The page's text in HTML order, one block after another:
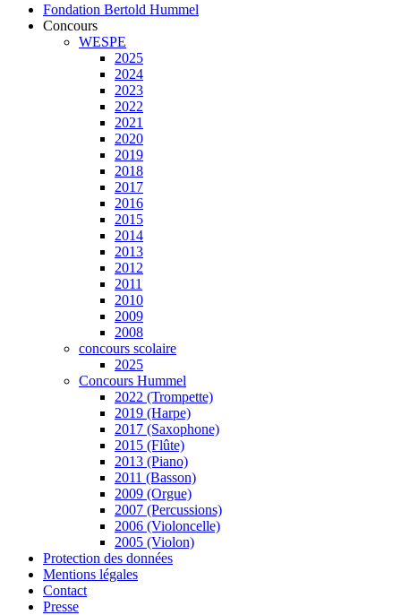
Fondation Bertold Hummel
Concours
WESPE
2025
2024
2023
2022
2021
2020
2019
2018
2017
2016
2015
2014
2013
2012
2011
2010
2009
2008
concours scolaire
2025
Concours Hummel
2022 (Trompette)
2019 (Harpe)
2017 (Saxophone)
2015 (Flûte)
2013 (Piano)
2011 (Basson)
2009 (Orgue)
2007 (Percussions)
2006 (Violoncelle)
2005 (Violon)
Protection des données
Mentions légales
Contact
Presse